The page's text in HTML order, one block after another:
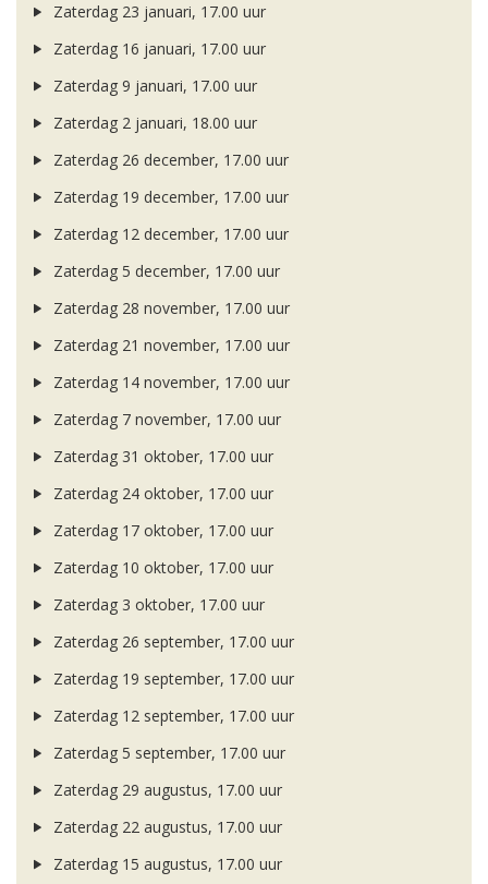
Zaterdag 23 januari, 17.00 uur
Zaterdag 16 januari, 17.00 uur
Zaterdag 9 januari, 17.00 uur
Zaterdag 2 januari, 18.00 uur
Zaterdag 26 december, 17.00 uur
Zaterdag 19 december, 17.00 uur
Zaterdag 12 december, 17.00 uur
Zaterdag 5 december, 17.00 uur
Zaterdag 28 november, 17.00 uur
Zaterdag 21 november, 17.00 uur
Zaterdag 14 november, 17.00 uur
Zaterdag 7 november, 17.00 uur
Zaterdag 31 oktober, 17.00 uur
Zaterdag 24 oktober, 17.00 uur
Zaterdag 17 oktober, 17.00 uur
Zaterdag 10 oktober, 17.00 uur
Zaterdag 3 oktober, 17.00 uur
Zaterdag 26 september, 17.00 uur
Zaterdag 19 september, 17.00 uur
Zaterdag 12 september, 17.00 uur
Zaterdag 5 september, 17.00 uur
Zaterdag 29 augustus, 17.00 uur
Zaterdag 22 augustus, 17.00 uur
Zaterdag 15 augustus, 17.00 uur